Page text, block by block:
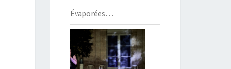
Évaporées…